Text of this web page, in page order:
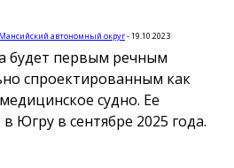
Мансийский автономный округ-19.10.2023
будет первым речным
спроектированным как
судно. Ее
Югру в сентябре 2025 года.